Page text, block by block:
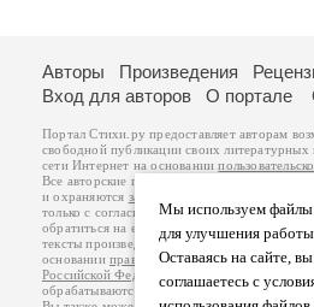
Мы используем
для улучшения работы
Оставаясь на сайте, вы
соглашаетесь с
Авторы Произведения
Вход для авторов
О портале
Портал Стихи.ру предоставляет авторам
свободной публикации своих литературных
сети Интернет на основании
Все авторские права на произведения
и охраняются законом
. Перепечатка
только с согласия его автора, к которому вы
обратиться на его авторской странице.
тексты произведений авторы несут
основанииправил публикациии
Российской Федерации
обрабатываются на основанииПолитики